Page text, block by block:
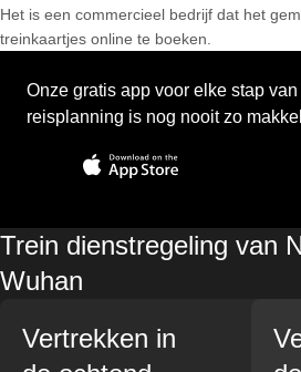
Het is een commercieel bedrijf dat het
treinkaartjes online te boeken.
Onze gratis app voor elke stap
reisplanning is nog nooit zo
Trein dienstregeling van
Wuhan
Vertrekken in